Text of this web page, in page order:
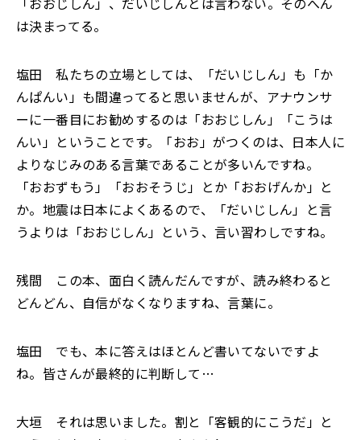
は決まってる。
塩田 私たちの立場としては、「だいじしん」も「か
んぱんい」も間違ってると思いませんが、アナウンサ
ーに一番目にお勧めするのは「おおじしん」「こうは
んい」ということです。「おお」がつくのは、日本人に
よりなじみのある言葉であることが多いんですね。
「おおずもう」「おおそうじ」とか「おおげんか」と
か。地震は日本によくあるので、「だいじしん」と言
うよりは「おおじしん」という、言い習わしですね。
残間 この本、面白く読んだんですが、読み終わると
どんどん、自信がなくなりますね、言葉に。
塩田 でも、本に答えはほとんど書いてないですよ
ね。皆さんが最終的に判断して…
大垣 それは思いました。割と「客観的にこうだ」と